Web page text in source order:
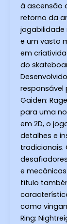
à ascensão
retorno da
jogabilidade
e um vasto
em
do
responsável
Gaiden:
para uma
em 2D, o
detalhes e
tradicionais.
e
título
como
Ring: